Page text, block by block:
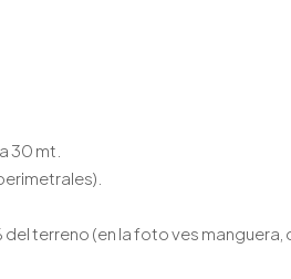
30 mt.
terreno (en la foto ves